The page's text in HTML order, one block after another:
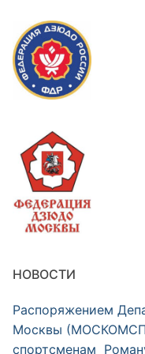
НОВОСТИ
Распоряжением
Москвы
спортсменам